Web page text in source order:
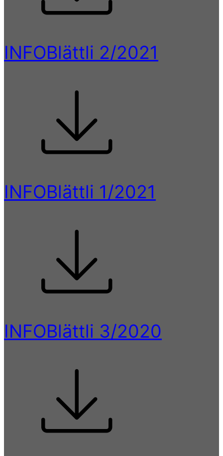
INFOBlättli 2/2021
INFOBlättli 1/2021
INFOBlättli 3/2020